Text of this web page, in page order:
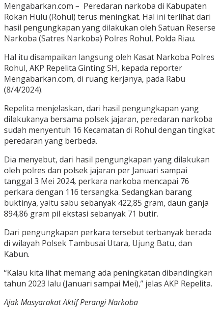
Mengabarkan.com – Peredaran narkoba di Kabupaten
Rokan Hulu (Rohul) terus meningkat. Hal ini terlihat dari
hasil pengungkapan yang dilakukan oleh Satuan Reserse
Narkoba (Satres Narkoba) Polres Rohul, Polda Riau.
Hal itu disampaikan langsung oleh Kasat Narkoba Polres
Rohul, AKP Repelita Ginting SH, kepada reporter
Mengabarkan.com, di ruang kerjanya, pada Rabu
(8/4/2024).
Repelita menjelaskan, dari hasil pengungkapan yang
dilakukanya bersama polsek jajaran, peredaran narkoba
sudah menyentuh 16 Kecamatan di Rohul dengan tingkat
peredaran yang berbeda.
Dia menyebut, dari hasil pengungkapan yang dilakukan
oleh polres dan polsek jajaran per Januari sampai
tanggal 3 Mei 2024, perkara narkoba mencapai 76
perkara dengan 116 tersangka. Sedangkan barang
buktinya, yaitu sabu sebanyak 422,85 gram, daun ganja
894,86 gram pil ekstasi sebanyak 71 butir.
Dari pengungkapan perkara tersebut terbanyak berada
di wilayah Polsek Tambusai Utara, Ujung Batu, dan
Kabun.
“Kalau kita lihat memang ada peningkatan dibandingkan
tahun 2023 lalu (Januari sampai Mei),” jelas AKP Repelita.
Ajak Masyarakat Aktif Perangi Narkoba